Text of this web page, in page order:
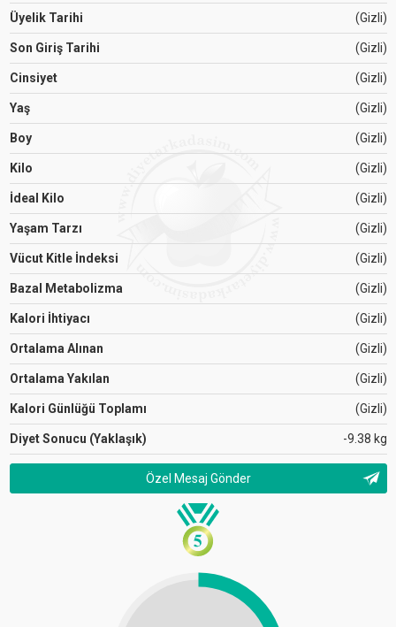
Üyelik Tarihi (Gizli)
Son Giriş Tarihi (Gizli)
Cinsiyet (Gizli)
Yaş (Gizli)
Boy (Gizli)
Kilo (Gizli)
İdeal Kilo (Gizli)
Yaşam Tarzı (Gizli)
Vücut Kitle İndeksi (Gizli)
Bazal Metabolizma (Gizli)
Kalori İhtiyacı (Gizli)
Ortalama Alınan (Gizli)
Ortalama Yakılan (Gizli)
Kalori Günlüğü Toplamı (Gizli)
Diyet Sonucu (Yaklaşık) -9.38 kg
Özel Mesaj Gönder